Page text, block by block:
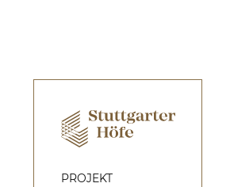
Startseite
PROJEKT